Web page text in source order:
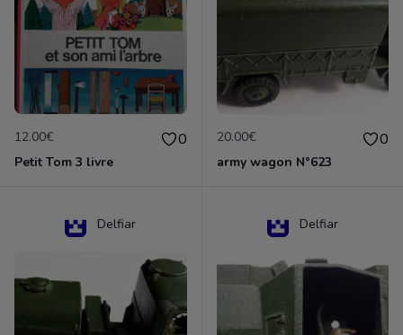
12.00€ 0
Petit Tom 3 livre
20.00€ 0
army wagon N°623
Delfiar Delfiar